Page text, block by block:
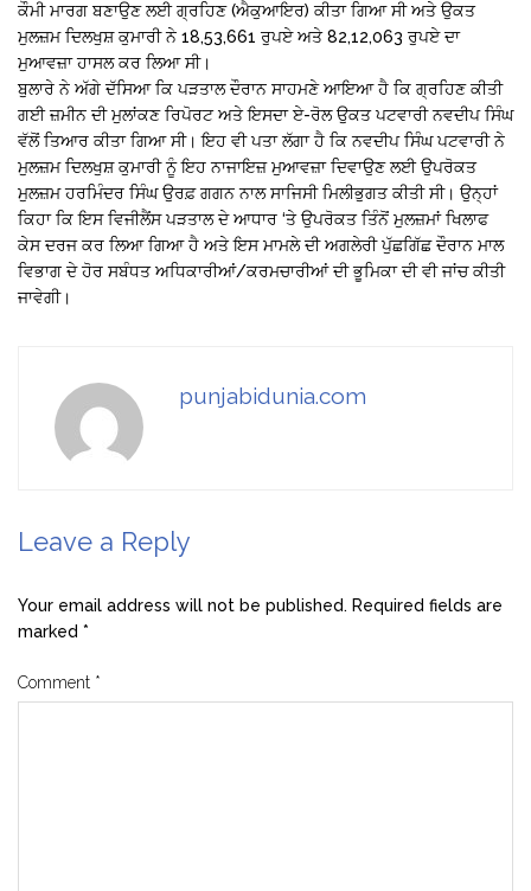
ਕੌਮੀ ਮਾਰਗ ਬਣਾਉਣ ਲਈ ਗ੍ਰਹਿਣ (ਐਕੁਆਇਰ) ਕੀਤਾ ਗਿਆ ਸੀ ਅਤੇ ਉਕਤ
ਮੁਲਜ਼ਮ ਦਿਲਖੁਸ਼ ਕੁਮਾਰੀ ਨੇ 18,53,661 ਰੁਪਏ ਅਤੇ 82,12,063 ਰੁਪਏ ਦਾ
ਮੁਆਵਜ਼ਾ ਹਾਸਲ ਕਰ ਲਿਆ ਸੀ।
ਬੁਲਾਰੇ ਨੇ ਅੱਗੇ ਦੱਸਿਆ ਕਿ ਪੜਤਾਲ ਦੌਰਾਨ ਸਾਹਮਣੇ ਆਇਆ ਹੈ ਕਿ ਗ੍ਰਹਿਣ ਕੀਤੀ
ਗਈ ਜ਼ਮੀਨ ਦੀ ਮੁਲਾਂਕਣ ਰਿਪੋਰਟ ਅਤੇ ਇਸਦਾ ਏ-ਰੋਲ ਉਕਤ ਪਟਵਾਰੀ ਨਵਦੀਪ ਸਿੰਘ
ਵੱਲੋਂ ਤਿਆਰ ਕੀਤਾ ਗਿਆ ਸੀ। ਇਹ ਵੀ ਪਤਾ ਲੱਗਾ ਹੈ ਕਿ ਨਵਦੀਪ ਸਿੰਘ ਪਟਵਾਰੀ ਨੇ
ਮੁਲਜ਼ਮ ਦਿਲਖੁਸ਼ ਕੁਮਾਰੀ ਨੂੰ ਇਹ ਨਾਜਾਇਜ਼ ਮੁਆਵਜ਼ਾ ਦਿਵਾਉਣ ਲਈ ਉਪਰੋਕਤ
ਮੁਲਜ਼ਮ ਹਰਮਿੰਦਰ ਸਿੰਘ ਉਰਫ਼ ਗਗਨ ਨਾਲ ਸਾਜਿਸੀ ਮਿਲੀਭੁਗਤ ਕੀਤੀ ਸੀ। ਉਨ੍ਹਾਂ
ਕਿਹਾ ਕਿ ਇਸ ਵਿਜੀਲੈਂਸ ਪੜਤਾਲ ਦੇ ਆਧਾਰ ‘ਤੇ ਉਪਰੋਕਤ ਤਿੰਨੋਂ ਮੁਲਜ਼ਮਾਂ ਖਿਲਾਫ
ਕੇਸ ਦਰਜ ਕਰ ਲਿਆ ਗਿਆ ਹੈ ਅਤੇ ਇਸ ਮਾਮਲੇ ਦੀ ਅਗਲੇਰੀ ਪੁੱਛਗਿੱਛ ਦੌਰਾਨ ਮਾਲ
ਵਿਭਾਗ ਦੇ ਹੋਰ ਸਬੰਧਤ ਅਧਿਕਾਰੀਆਂ/ਕਰਮਚਾਰੀਆਂ ਦੀ ਭੂਮਿਕਾ ਦੀ ਵੀ ਜਾਂਚ ਕੀਤੀ
ਜਾਵੇਗੀ।
punjabidunia.com
Leave a Reply
Your email address will not be published. Required fields are
marked *
Comment *